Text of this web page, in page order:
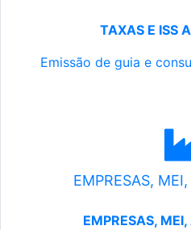
TAXAS E ISS
Emissão de guia e
EMPRESAS,
EMPRESAS,